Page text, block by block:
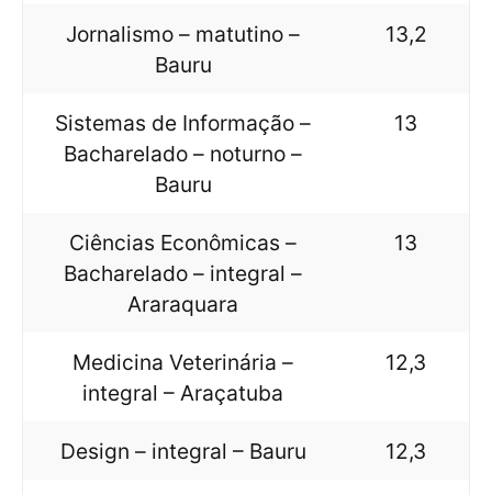
Jornalismo – matutino –
Bauru
13,2
Sistemas de Informação –
Bacharelado – noturno –
Bauru
13
Ciências Econômicas –
Bacharelado – integral –
Araraquara
13
Medicina Veterinária –
integral – Araçatuba
12,3
Design – integral – Bauru 12,3